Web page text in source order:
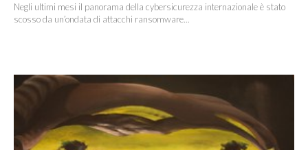
Negli ultimi mesi il panorama della cybersicurezza internazionale è stato
scosso da un’ondata di attacchi ransomware...